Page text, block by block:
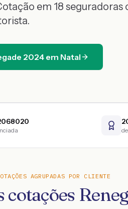
em 18
2024 em Natal
AGRUPADAS POR CLIENTE
cotações